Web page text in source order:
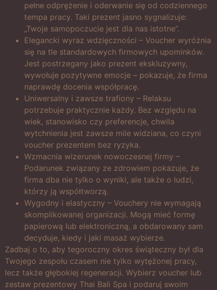
pełne odprężenie i oderwanie się od codziennego
tempa pracy. Taki prezent jasno sygnalizuje:
„Twoje samopoczucie jest dla nas istotne”.
Elegancki wyraz wdzięczności – Voucher wyróżnia
się na tle standardowych firmowych upominków.
Jest postrzegany jako prezent ekskluzywny,
wywołuje pozytywne emocje – pokazuje, że firma
naprawdę docenia współpracę.
Uniwersalny i zawsze trafiony – Relaksu
potrzebuje praktycznie każdy. Bez względu na
wiek, stanowisko czy preferencje, chwila
wytchnienia jest zawsze mile widziana, co czyni
voucher prezentem bez ryzyka.
Wzmacnia wizerunek nowoczesnej firmy –
Podarunek związany ze zdrowiem pokazuje, że
firma dba nie tylko o wyniki, ale także o ludzi,
którzy ją współtworzą.
Wygodny i elastyczny – Vouchery nie wymagają
skomplikowanej organizacji. Mogą mieć formę
papierową lub elektroniczną, a obdarowany sam
decyduje, kiedy i jaki masaż wybierze.
Zadbaj o to, aby tegoroczny okres świąteczny był dla
Twojego zespołu czasem nie tylko wytężonej pracy,
lecz także głębokiej regeneracji. Wybierz voucher lub
zestaw prezentowy Thai Bali Spa i podaruj swoim